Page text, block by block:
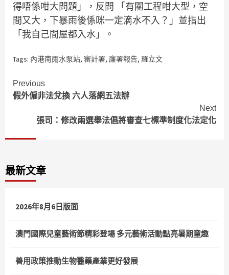
得唔係咁大問題」，反問 「有關工程咁大型，空
間又大，下暴雨後係咪一定滴水不入？」並指出
「我自己間屋都入水」。
Tags: 內港南雨水泵站, 審計署, 廉署報告, 羅立文
Continue
Reading
Previous
假外僱非法兌換 六人落網五法辦
Next
張司：修改兩選舉法倡將審查七標準制度化法定化
最新文章
2026年8月6日版面
澳門國際兒童藝術節精彩登場 多元藝術活動點亮暑期童趣
善用政策推動生物醫藥產業更好發展